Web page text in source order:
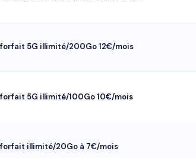
forfait 5G illimité/200Go 12€/mois
forfait 5G illimité/100Go 10€/mois
forfait illimité/20Go à 7€/mois